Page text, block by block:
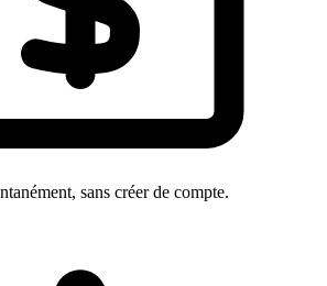
sans créer de compte.